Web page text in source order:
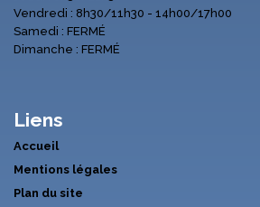
Vendredi : 8h30/11h30 - 14h00/17h00
Samedi : FERMÉ
Dimanche : FERMÉ
Liens
Accueil
Mentions légales
Plan du site